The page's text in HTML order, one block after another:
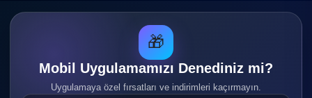
🎁
Mobil Uygulamamızı Denediniz mi?
Uygulamaya özel fırsatları ve indirimleri kaçırmayın.